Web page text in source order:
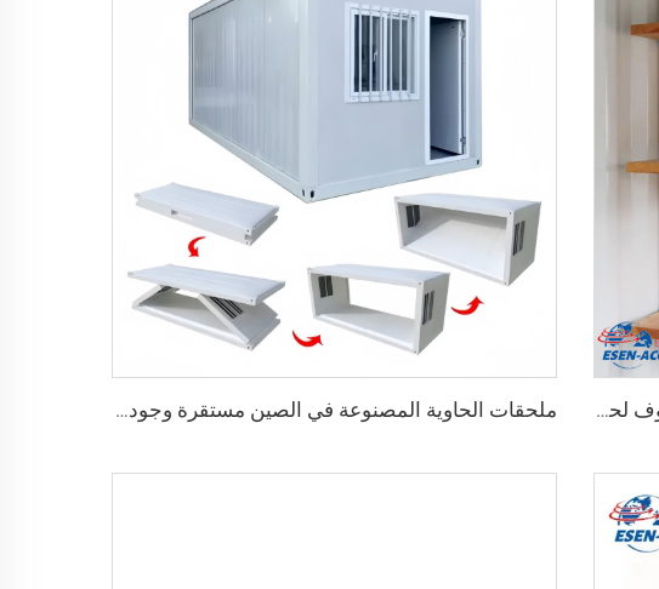
رفوف عالية الجودة لحاويات الشحن تعليق رفوف لحاويات الشحن البحرية ملحقات الحاوية المصنوعة في الصين مستقرة وجودتها عالية، منزل حاوية قابل للطي مسبقاً